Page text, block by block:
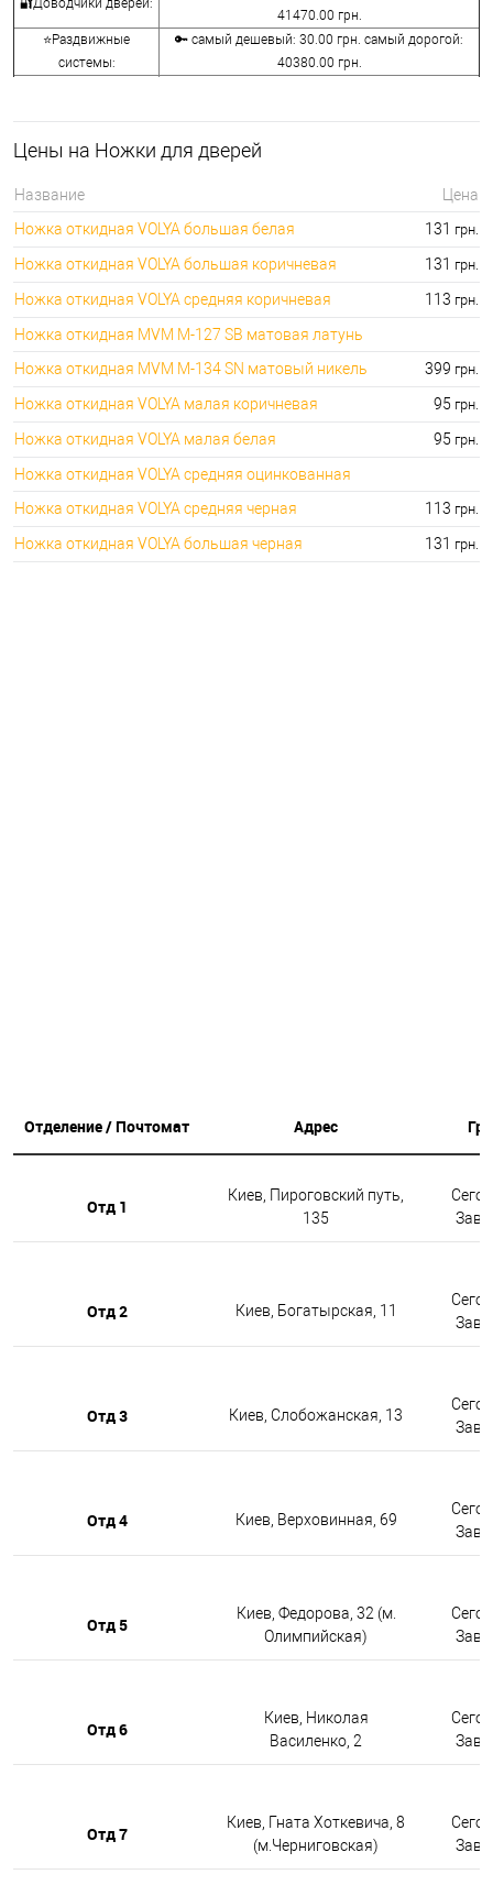
🔐Доводчики дверей:
41470.00 грн.
⭐Раздвижные
системы:
🔑 самый дешевый: 30.00 грн. самый дорогой:
40380.00 грн.
⭐Сейфы:
🔐Домофоны:
⭐Сигнализация AJAX:
🔑 самый дешевый: грн. самый дорогой: грн.
Цены на Ножки для дверей
Название
Цена
Ножка откидная VOLYA большая белая
131 грн.
Ножка откидная VOLYA большая коричневая 131 грн.
Ножка откидная VOLYA средняя коричневая 113 грн.
Ножка откидная MVM M-127 SB матовая латунь
Ножка откидная MVM M-134 SN матовый никель
399 грн.
Ножка откидная VOLYA малая коричневая 95 грн.
Ножка откидная VOLYA малая белая 95 грн.
Ножка откидная VOLYA средняя оцинкованная
Ножка откидная VOLYA средняя черная
113 грн.
Ножка откидная VOLYA большая черная 131 грн.
Отделение / Почтомат Адрес
Отд 1
Киев, Пироговский путь,
135
Отд 2 Киев, Богатырская, 11
Отд 3 Киев, Слобожанская, 13
Отд 4 Киев, Верховинная, 69
Отд 5
Киев, Федорова, 32 (м.
Олимпийская)
Отд 6
Киев, Николая
Василенко, 2
Отд 7
Киев, Гната Хоткевича, 8
(м.Черниговская)